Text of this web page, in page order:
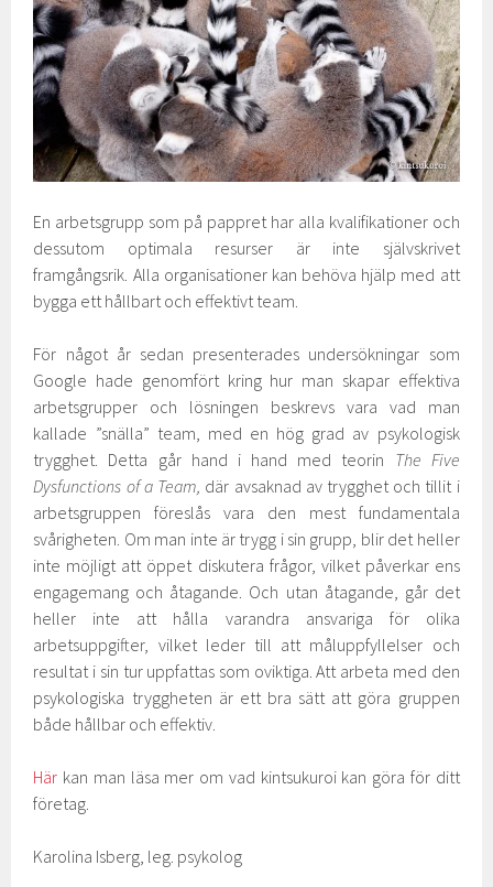
En arbetsgrupp som på pappret har alla kvalifikationer och
dessutom optimala resurser är inte självskrivet
framgångsrik. Alla organisationer kan behöva hjälp med att
bygga ett hållbart och effektivt team.
För något år sedan presenterades undersökningar som
Google hade genomfört kring hur man skapar effektiva
arbetsgrupper och lösningen beskrevs vara vad man
kallade ”snälla” team, med en hög grad av psykologisk
trygghet. Detta går hand i hand med teorin The Five
Dysfunctions of a Team, där avsaknad av trygghet och tillit i
arbetsgruppen föreslås vara den mest fundamentala
svårigheten. Om man inte är trygg i sin grupp, blir det heller
inte möjligt att öppet diskutera frågor, vilket påverkar ens
engagemang och åtagande. Och utan åtagande, går det
heller inte att hålla varandra ansvariga för olika
arbetsuppgifter, vilket leder till att måluppfyllelser och
resultat i sin tur uppfattas som oviktiga. Att arbeta med den
psykologiska tryggheten är ett bra sätt att göra gruppen
både hållbar och effektiv.
Här kan man läsa mer om vad kintsukuroi kan göra för ditt
företag.
Karolina Isberg, leg. psykolog